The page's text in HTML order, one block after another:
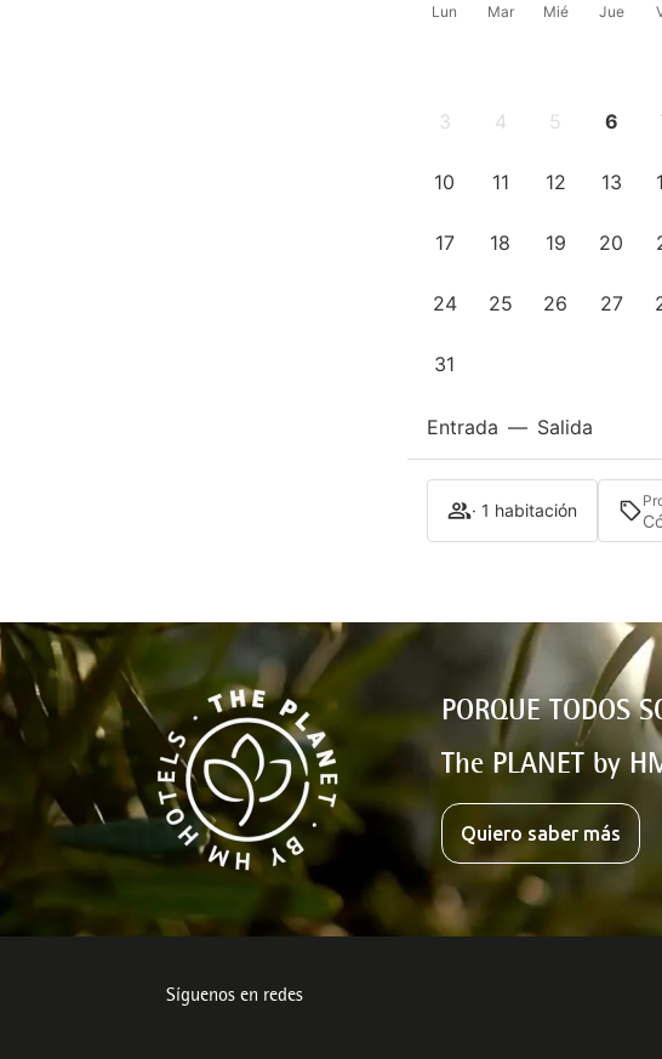
Lun Mar Mié Jue
3 4 5 6
10 11 12 13
17 18 19 20
24 25 26 27
31
Entrada — Salida
· 1 habitación
PORQUE TODOS
The PLANET by
Quiero saber más
Síguenos en redes